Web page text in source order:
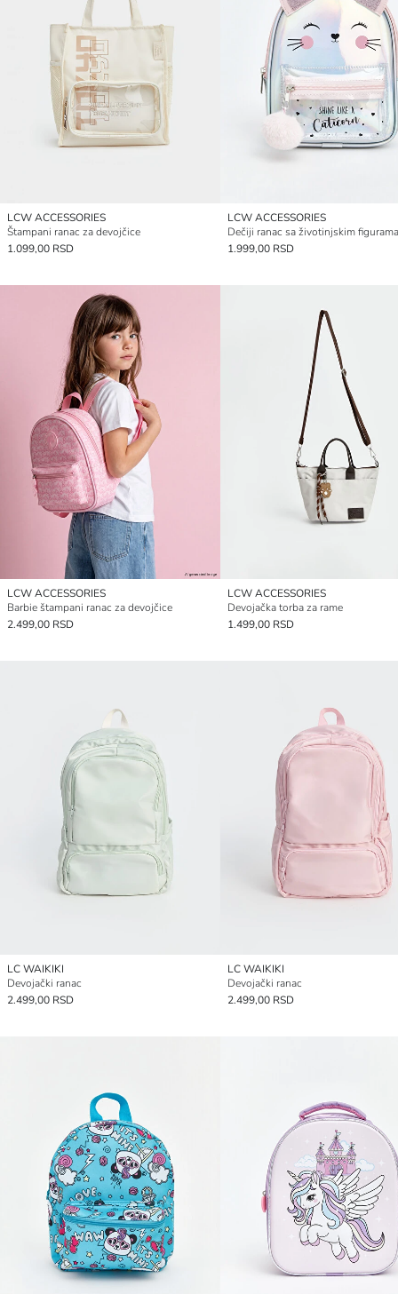
LCW ACCESSORIES
Štampani ranac za devojčice
1.099,00 RSD
LCW ACCESSORIES
Dečiji ranac sa životinjskim figurama
1.999,00 RSD
LCW ACCESSORIES
Barbie štampani ranac za devojčice
2.499,00 RSD
LCW ACCESSORIES
Devojačka torba za rame
1.499,00 RSD
LC WAIKIKI
Devojački ranac
2.499,00 RSD
LC WAIKIKI
Devojački ranac
2.499,00 RSD